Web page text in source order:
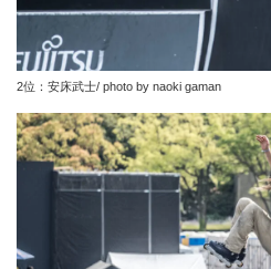
2位：安床武士/ photo by naoki gaman